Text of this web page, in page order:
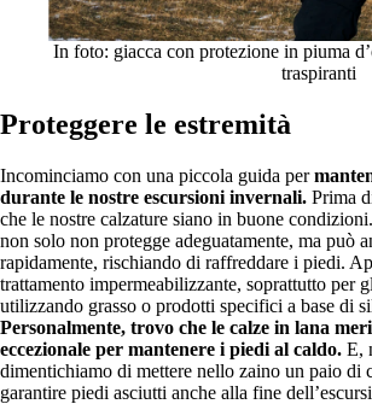
In foto: giacca con protezione in piuma
traspiranti
Proteggere le estremità
Incominciamo con una piccola guida per
durante le nostre escursioni invernali. Prima
che le nostre calzature siano in buone
non solo non protegge adeguatamente, ma può
rapidamente, rischiando di raffreddare i piedi.
trattamento impermeabilizzante, soprattutto per
utilizzando grasso o prodotti specifici a base di
Personalmente, trovo che le calze in lana
eccezionale per mantenere i piedi al caldo. E,
dimentichiamo di mettere nello zaino un paio di
garantire piedi asciutti anche alla fine